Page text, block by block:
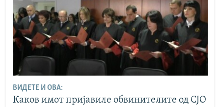
ВИДЕТЕ И ОВА:
Каков имот пријавиле обвинителите од СЈО